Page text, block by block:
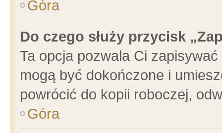
Góra
Do czego służy przycisk
Ta opcja pozwala Ci
mogą być dokończone i
powrócić do kopii roboczej,
Góra